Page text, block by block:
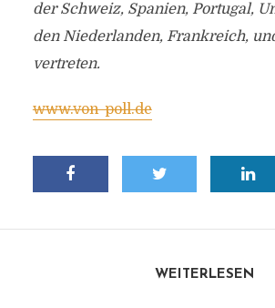
der Schweiz, Spanien, Portugal,
den Niederlanden, Frankreich,
vertreten.
www.von-poll.de
WEITERLESEN